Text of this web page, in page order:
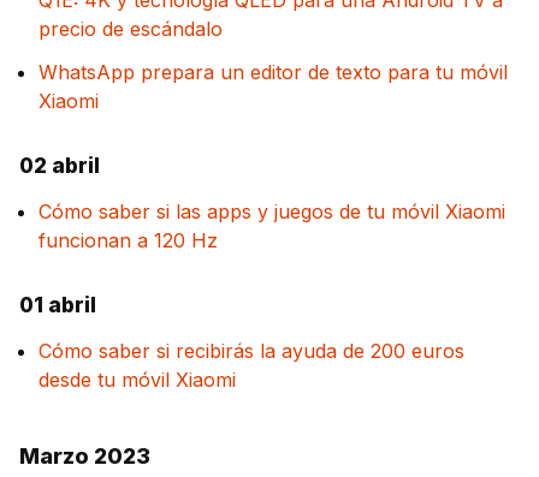
precio de escándalo
WhatsApp prepara un editor de texto para tu móvil
Xiaomi
02 abril
Cómo saber si las apps y juegos de tu móvil Xiaomi
funcionan a 120 Hz
01 abril
Cómo saber si recibirás la ayuda de 200 euros
desde tu móvil Xiaomi
Marzo 2023